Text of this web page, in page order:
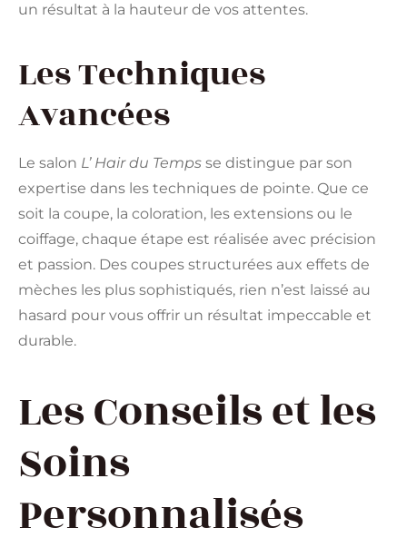
un résultat à la hauteur de vos attentes.
Les Techniques
Avancées
Le salon L’ Hair du Temps se distingue par son
expertise dans les techniques de pointe. Que ce
soit la coupe, la coloration, les extensions ou le
coiffage, chaque étape est réalisée avec précision
et passion. Des coupes structurées aux effets de
mèches les plus sophistiqués, rien n’est laissé au
hasard pour vous offrir un résultat impeccable et
durable.
Les Conseils et les
Soins
Personnalisés